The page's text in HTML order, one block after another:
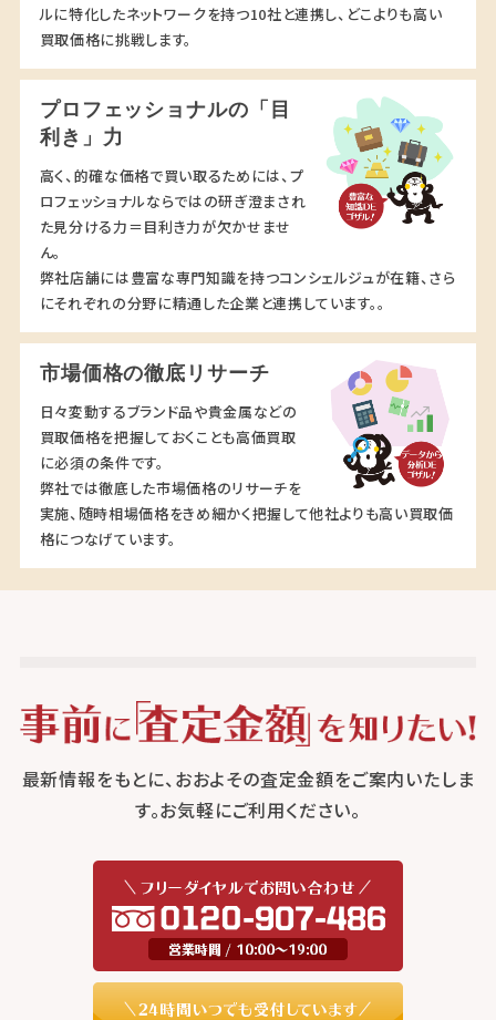
ルに特化したネットワークを持つ10社と連携し、どこよりも高い
買取価格に挑戦します。
プロフェッショナルの「目
利き」力
高く、的確な価格で買い取るためには、プ
ロフェッショナルならではの研ぎ澄まされ
た見分ける力＝目利き力が欠かせませ
ん。
弊社店舗には豊富な専門知識を持つコンシェルジュが在籍、さら
にそれぞれの分野に精通した企業と連携しています。。
市場価格の徹底リサーチ
日々変動するブランド品や貴金属などの
買取価格を把握しておくことも高価買取
に必須の条件です。
弊社では徹底した市場価格のリサーチを
実施、随時相場価格をきめ細かく把握して他社よりも高い買取価
格につなげています。
最新情報をもとに、おおよその査定金額をご案内いたしま
す。お気軽にご利用ください。